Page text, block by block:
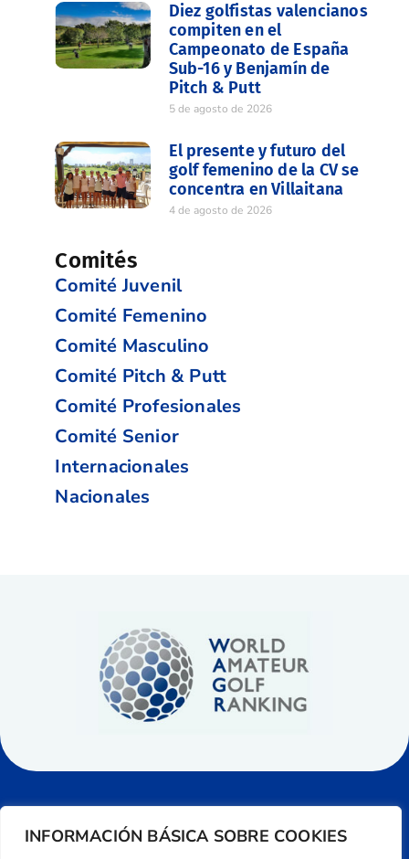
INFORMACIÓN BÁSICA SOBRE COOKIES
Diez golfistas valencianos
compiten en el
Campeonato de España
Sub-16 y Benjamín de
Pitch & Putt
5 de agosto de 2026
El presente y futuro del
golf femenino de la CV se
concentra en Villaitana
4 de agosto de 2026
Comités
Comité Juvenil
Comité Femenino
Comité Masculino
Comité Pitch & Putt
Comité Profesionales
Comité Senior
Internacionales
Nacionales